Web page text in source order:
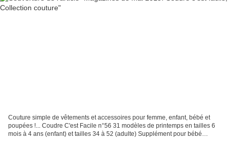
Couture simple de vêtements et accessoires pour femme, enfant, bébé et
poupées !... Coudre C'est Facile n°56 31 modèles de printemps en tailles 6
mois à 4 ans (enfant) et tailles 34 à 52 (adulte) Supplément pour bébé